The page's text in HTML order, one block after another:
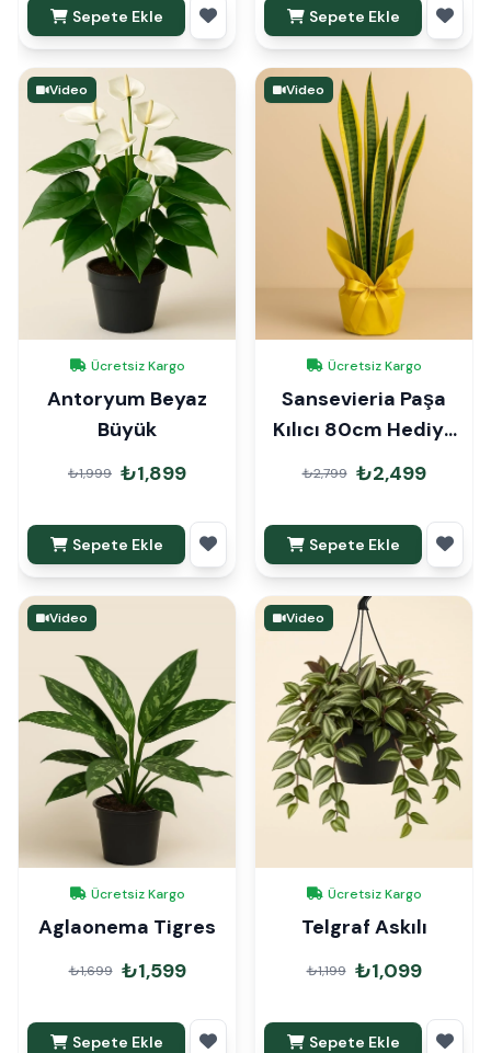
Sepete Ekle Sepete Ekle
Video
Ücretsiz Kargo
Antoryum Beyaz
Büyük
₺1,999 ₺1,899
Sepete Ekle
Video
Ücretsiz Kargo
Sansevieria Paşa
Kılıcı 80cm Hediye
Paketli
₺2,799 ₺2,499
Sepete Ekle
Video
Ücretsiz Kargo
Aglaonema Tigres
₺1,699 ₺1,599
Sepete Ekle
Video
Ücretsiz Kargo
Telgraf Askılı
₺1,199 ₺1,099
Sepete Ekle